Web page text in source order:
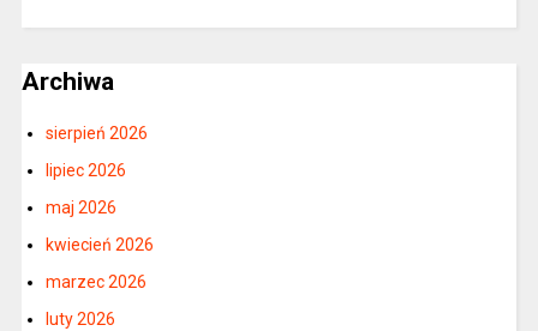
Archiwa
sierpień 2026
lipiec 2026
maj 2026
kwiecień 2026
marzec 2026
luty 2026